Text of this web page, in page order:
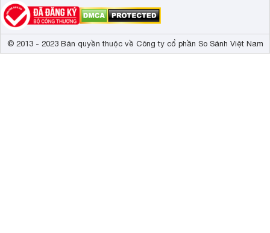
© 2013 - 2023 Bản quyền thuộc về Công ty cổ phần So Sánh Việt Nam